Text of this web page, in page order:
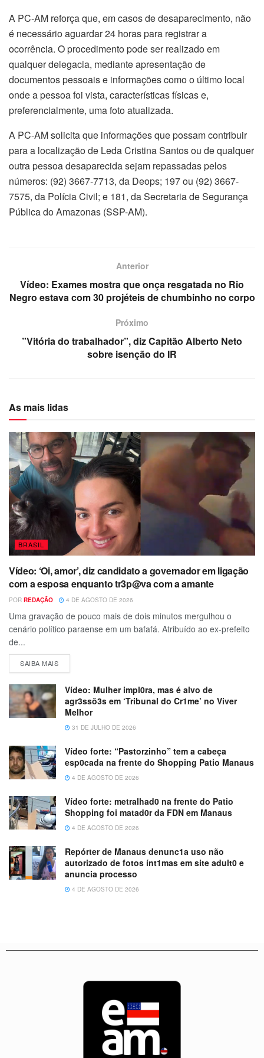
A PC-AM reforça que, em casos de desaparecimento, não
é necessário aguardar 24 horas para registrar a
ocorrência. O procedimento pode ser realizado em
qualquer delegacia, mediante apresentação de
documentos pessoais e informações como o último local
onde a pessoa foi vista, características físicas e,
preferencialmente, uma foto atualizada.
A PC-AM solicita que informações que possam contribuir
para a localização de Leda Cristina Santos ou de qualquer
outra pessoa desaparecida sejam repassadas pelos
números: (92) 3667-7713, da Deops; 197 ou (92) 3667-
7575, da Polícia Civil; e 181, da Secretaria de Segurança
Pública do Amazonas (SSP-AM).
Anterior
Vídeo: Exames mostra que onça resgatada no Rio
Negro estava com 30 projéteis de chumbinho no corpo
Próximo
”Vitória do trabalhador”, diz Capitão Alberto Neto
sobre isenção do IR
As mais lidas
BRASIL
Vídeo: ‘Oi, amor’, diz candidato a governador em ligação
com a esposa enquanto tr3p@va com a amante
POR REDAÇÃO 4 DE AGOSTO DE 2026
Uma gravação de pouco mais de dois minutos mergulhou o
cenário político paraense em um bafafá. Atribuído ao ex-prefeito
de...
SAIBA MAIS
Vídeo: Mulher impl0ra, mas é alvo de
agr3ssõ3s em ‘Tribunal do Cr1me’ no Viver
Melhor
31 DE JULHO DE 2026
Vídeo forte: “Pastorzinho” tem a cabeça
esp0cada na frente do Shopping Patio Manaus
4 DE AGOSTO DE 2026
Vídeo forte: metralhad0 na frente do Patio
Shopping foi matad0r da FDN em Manaus
4 DE AGOSTO DE 2026
Repórter de Manaus denunc1a uso não
autorizado de fotos ínt1mas em site adult0 e
anuncia processo
4 DE AGOSTO DE 2026